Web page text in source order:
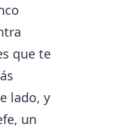
que te
lado, y
un